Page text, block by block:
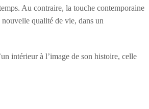
Au contraire, la touche contemporaine
qualité de vie, dans un
intérieur à l’image de son histoire, celle